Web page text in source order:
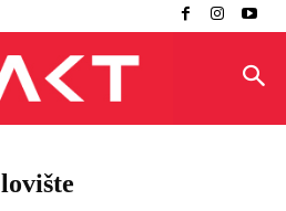
lovište